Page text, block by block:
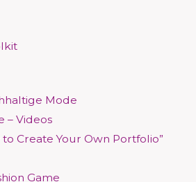
Mode
– Videos
Create Your Own Portfolio”
Game